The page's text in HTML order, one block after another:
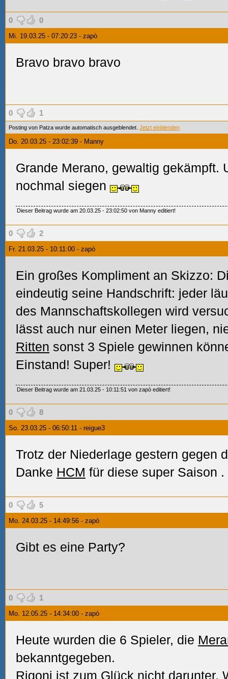
0 0
Mi. 19.03.25 - 07:20:23 - zapò
Bravo bravo bravo
0 1
Posting von Patza wurde automatisch ausgeblendet. Jetzt einblenden
Do. 20.03.25 - 23:02:39 - Manny
Grande Merano, gewaltig gekämpft.
nochmal siegen
Dieser Beitrag wurde am 20.03.25 - 23:02:50 von Manny editiert!
0 2
Fr. 21.03.25 - 10:11:00 - zapò
Ein großes Kompliment an Skizzo:
eindeutig seine Handschrift: jeder
des Mannschaftskollegen wird
lässt auch nur einen Meter liegen,
Ritten sonst 3 Spiele gewinnen
Einstand! Super!
Dieser Beitrag wurde am 21.03.25 - 10:11:51 von zapò editiert!
0 8
So. 23.03.25 - 06:50:11 - reigue3
Trotz der Niederlage gestern gegen
Danke HCM für diese super Saison .
0 5
Mo. 24.03.25 - 14:49:56 - zapò
Gibt es eine Party?
0 1
Mo. 12.05.25 - 14:34:00 - zapò
Heute wurden die 6 Spieler, die
bekanntgegeben.
Rigoni ist zum Glück nicht darunter.